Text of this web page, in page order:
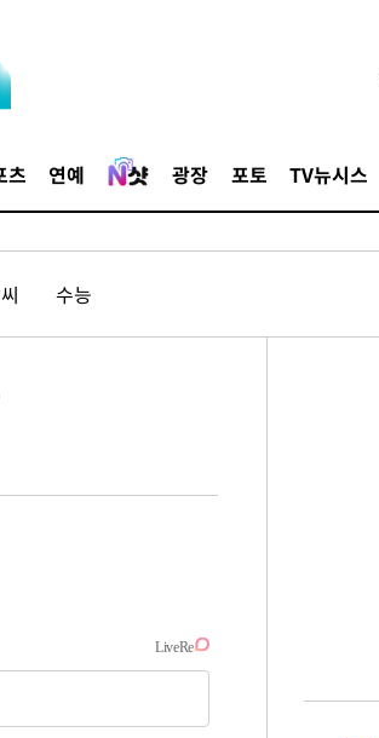
츠 연예 광장 포토 TV뉴시스
수능